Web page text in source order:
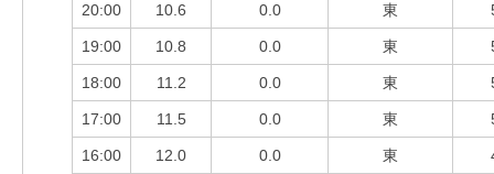
20:00 10.6 0.0 東
19:00 10.8 0.0 東
18:00 11.2 0.0 東
17:00 11.5 0.0 東
16:00 12.0 0.0 東